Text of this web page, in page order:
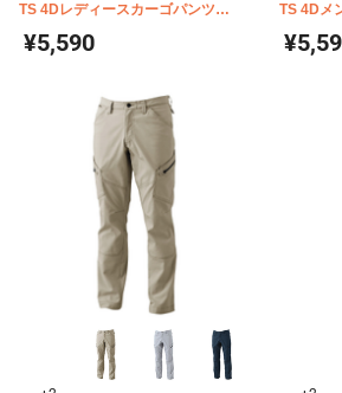
TS 4Dレディースカーゴパンツ
91141
¥5,590
TS 4Dメ